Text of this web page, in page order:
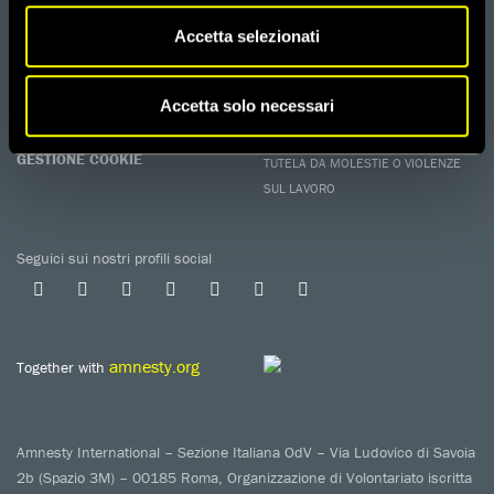
Accetta selezionati
Accetta solo necessari
Metti a disposizione il tuo tempo.
CONTATTACI
COOKIE POLICY
GESTIONE COOKIE
AREA STAMPA
LAVORA CON NOI
WHISTLEBLOWING
TUTELA DA MOLESTIE O VIOLENZE
SUL LAVORO
Seguici sui nostri profili social
Together with amnesty.org
Amnesty International – Sezione Italiana OdV – Via Ludovico di Savoia
2b (Spazio 3M) – 00185 Roma, Organizzazione di Volontariato iscritta